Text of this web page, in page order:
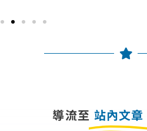
導流至 站內文章